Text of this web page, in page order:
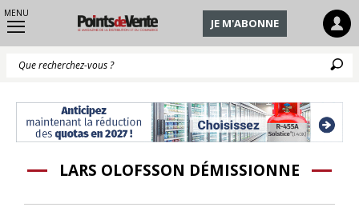
MENU
JE M'ABONNE
LARS OLOFSSON DÉMISSIONNE